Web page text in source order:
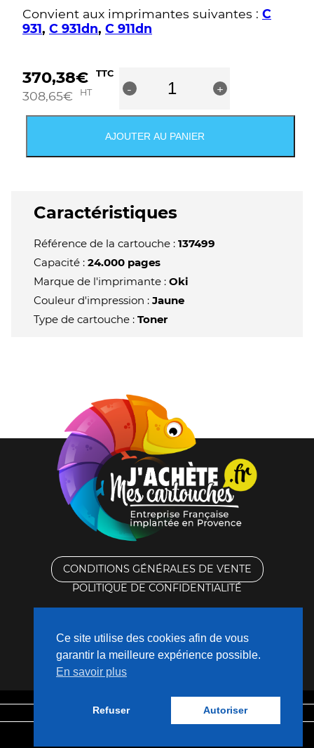
Convient aux imprimantes suivantes : C
931, C 931dn, C 911dn
370,38€ TTC
308,65€ HT -
C911/C931
Cartouche
-
45536413
+
AJOUTER AU PANIER
Caractéristiques
Référence de la cartouche : 137499
Capacité : 24.000 pages
Marque de l'imprimante : Oki
Couleur d'impression : Jaune
Type de cartouche : Toner
CONDITIONS GÉNÉRALES DE VENTE
POLITIQUE DE CONFIDENTIALITÉ
CONTACTEZ-NOUS
Mentions légales
Ce site utilise des cookies afin de vous
garantir la meilleure expérience possible.
En savoir plus
Refuser Autoriser